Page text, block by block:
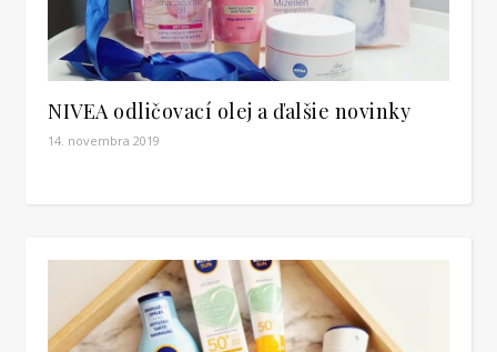
NIVEA odličovací olej a ďalšie novinky
14. novembra 2019